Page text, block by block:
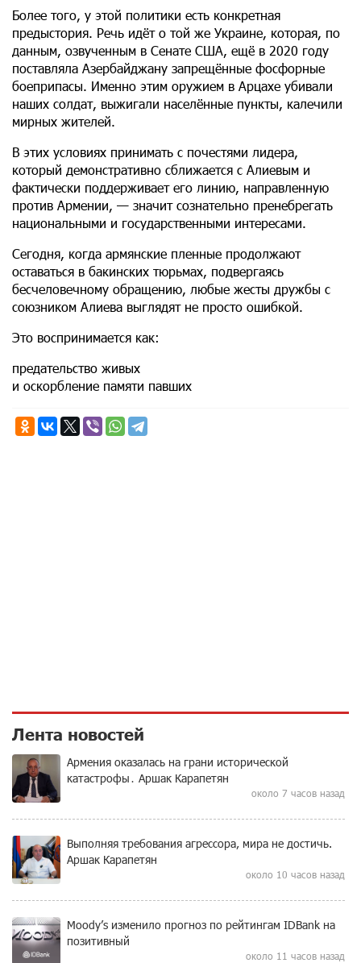
Более того, у этой политики есть конкретная
предыстория. Речь идёт о той же Украине, которая, по
данным, озвученным в Сенате США, ещё в 2020 году
поставляла Азербайджану запрещённые фосфорные
боеприпасы. Именно этим оружием в Арцахе убивали
наших солдат, выжигали населённые пункты, калечили
мирных жителей.
В этих условиях принимать с почестями лидера,
который демонстративно сближается с Алиевым и
фактически поддерживает его линию, направленную
против Армении, — значит сознательно пренебрегать
национальными и государственными интересами.
Сегодня, когда армянские пленные продолжают
оставаться в бакинских тюрьмах, подвергаясь
бесчеловечному обращению, любые жесты дружбы с
союзником Алиева выглядят не просто ошибкой.
Это воспринимается как:
предательство живых
и оскорбление памяти павших
Лента новостей
Армения оказалась на грани исторической
катастрофы․ Аршак Карапетян
около 7 часов назад
Выполняя требования агрессора, мира не достичь.
Аршак Карапетян
около 10 часов назад
Moody’s изменило прогноз по рейтингам IDBank на
позитивный
около 11 часов назад